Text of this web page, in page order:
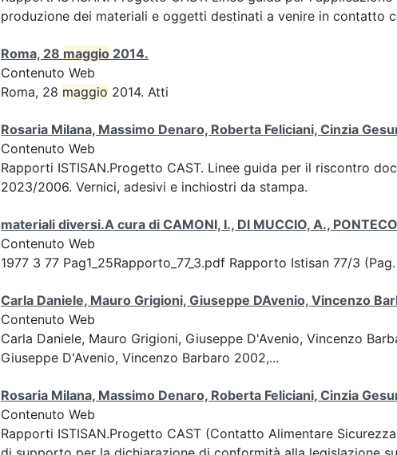
produzione dei materiali e oggetti destinati a venire in contatto
Roma, 28 maggio 2014.
Contenuto Web
Roma, 28 maggio 2014. Atti
Rosaria Milana, Massimo Denaro, Roberta Feliciani, Cinzia
Contenuto Web
Rapporti ISTISAN.Progetto CAST. Linee guida per il riscontro
2023/2006. Vernici, adesivi e inchiostri da stampa.
materiali diversi.A cura di CAMONI, I., DI MUCCIO, A.,
Contenuto Web
1977 3 77 Pag1_25Rapporto_77_3.pdf Rapporto Istisan 77/3
Carla Daniele, Mauro Grigioni, Giuseppe DAvenio, Vincenzo
Contenuto Web
Carla Daniele, Mauro Grigioni, Giuseppe D'Avenio, Vincenzo
Giuseppe D'Avenio, Vincenzo Barbaro 2002,...
Rosaria Milana, Massimo Denaro, Roberta Feliciani, Cinzia
Contenuto Web
Rapporti ISTISAN.Progetto CAST (Contatto Alimentare